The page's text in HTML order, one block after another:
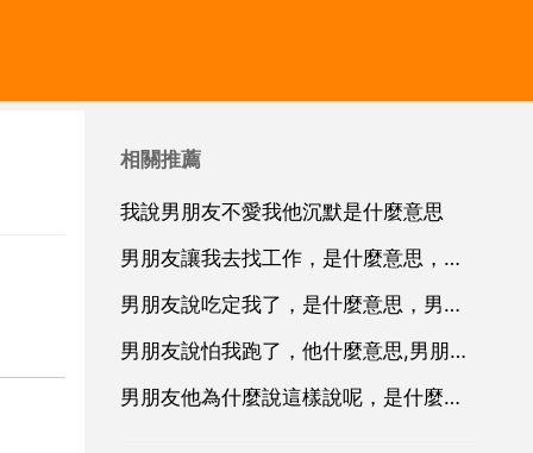
相關推薦
我說男朋友不愛我他沉默是什麼意思
男朋友讓我去找工作，是什麼意思，男朋友說他天天在想事,叫我去找工作是什麼意思
男朋友說吃定我了，是什麼意思，男友說他吃定我了。是什麼意思
男朋友說怕我跑了，他什麼意思,男朋友說怕我跑了，他是什麼心理？
男朋友他為什麼說這樣說呢，是什麼意思，我沒看明白呢，我要怎麼